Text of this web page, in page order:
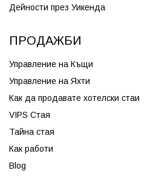
Дейности през Уикенда
ПРОДАЖБИ
Управление на Къщи
Управление на Яхти
Как да продавате хотелски стаи
VIPS Стая
Тайна стая
Как работи
Blog